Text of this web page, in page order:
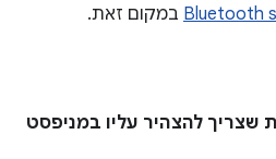
Bluetooth במקום זאת.
שצריך להצהיר עליו במניפסט